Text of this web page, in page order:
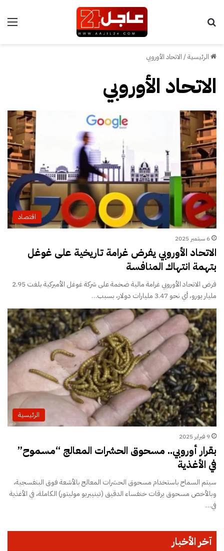
الرئيسية/ الاتحاد الأوروبي
الاتحاد الأوروبي
اقتصاد
6 سبتمبر 2025
الاتحاد الأوروبي يفرض غرامة تاريخية على غوغل
بتهمة انتهاك المنافسة
فرض الاتحاد الأوروبي غرامة مالية ضخمة على شركة غوغل الأميركية بلغت 2.95
مليار يورو، أي نحو 3.47 مليارات دولار، بسبب…
الرئيسية
9 فبراير 2025
بقرار أوروبي.. مسحوق الحشرات المعالج “مسموح”
في الأغذية
سيتم السماح باستخدام مسحوق الحشرات المعالج بالأشعة فوق البنفسجية،
وبالأخص مسحوق يرقات خنفساء الدقيق (تينيبريو موليتور) الكاملة، في الأغذية
في…
آخر الأخبار